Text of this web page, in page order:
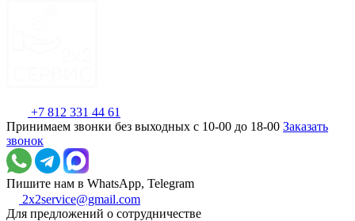
+7 812 331 44 61
Принимаем звонки без выходных с 10-00 до 18-00 Заказать
звонок
Пишите нам в WhatsApp, Telegram
2x2service@gmail.com
Для предложений о сотрудничестве